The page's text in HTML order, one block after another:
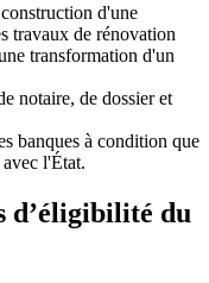
d'une
travaux de rénovation
transformation d'un
notaire, de dossier et
banques à condition que
l'État.
d’éligibilité du